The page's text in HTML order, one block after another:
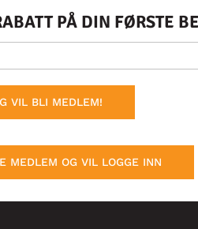
PÅ DIN FØRSTE
VIL BLI MEDLEM!
MEDLEM OG VIL LOGGE INN